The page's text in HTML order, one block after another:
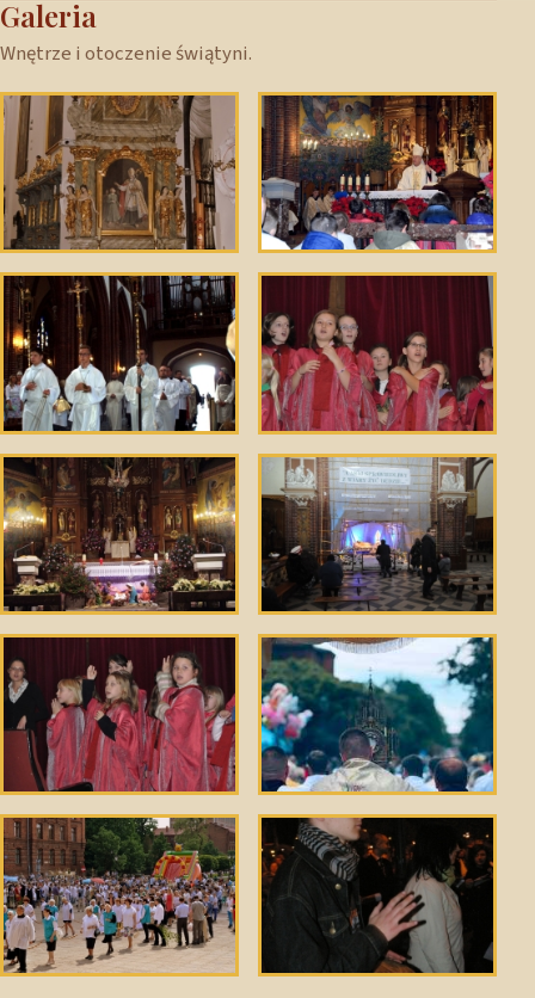
Galeria
Wnętrze i otoczenie świątyni.